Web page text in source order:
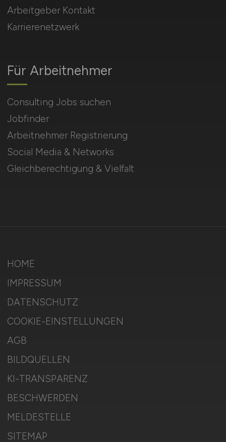
Für Arbeitnehmer
Consulting Jobs suchen
Jobfinder
Arbeitnehmer Registrierung
Social Media & Networks
Gleichberechtigung & Vielfalt
Arbeitgeber Kontakt
Karrierenetzwerk
HOME
IMPRESSUM
DATENSCHUTZ
COOKIE-EINSTELLUNGEN
AGB
BILDQUELLEN
KI-TRANSPARENZ
BESCHWERDEN
MELDESTELLE
SITEMAP